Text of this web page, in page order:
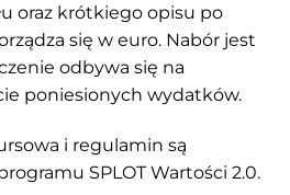
oraz krótkiego opisu po
się w euro. Nabór jest
odbywa się na
poniesionych wydatków.
i regulamin są
SPLOT Wartości 2.0.